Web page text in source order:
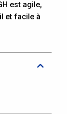
est agile,
et facile à